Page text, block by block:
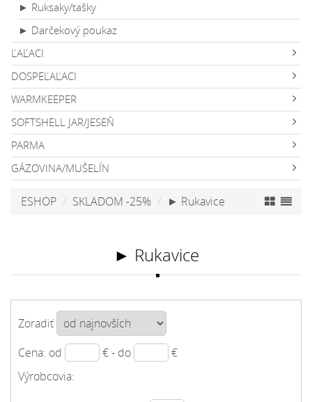
► Ruksaky/tašky
► Darčekový poukaz
ĽAĽACI
DOSPEĽAĽACI
WARMKEEPER
SOFTSHELL JAR/JESEŇ
PARMA
GÁZOVINA/MUŠELÍN
ESHOP SKLADOM -25% ► Rukavice
► Rukavice
Zoradiť
Cena: od
€ - do
€
Výrobcovia: